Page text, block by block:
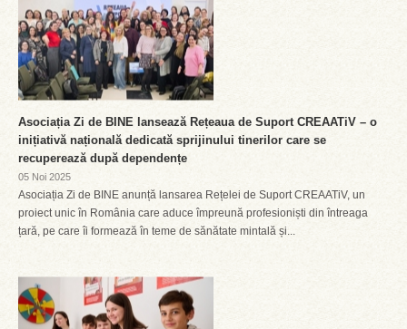
Asociația Zi de BINE lansează Rețeaua de Suport CREAATiV – o
inițiativă națională dedicată sprijinului tinerilor care se
recuperează după dependențe
05 Noi 2025
Asociația Zi de BINE anunță lansarea Rețelei de Suport CREAATiV, un
proiect unic în România care aduce împreună profesioniști din întreaga
țară, pe care îi formează în teme de sănătate mintală și...